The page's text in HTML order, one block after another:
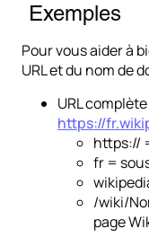
Exemples
Pour vous aider à
URL et du nom de
URL
https://
https://
fr =
/wiki/
page